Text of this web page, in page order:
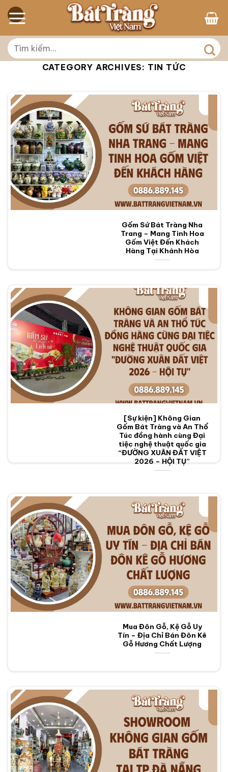
Skip
to
Tìm
kiếm:
CATEGORY ARCHIVES: TIN TỨC
Gốm Sứ Bát Tràng Nha
Trang – Mang Tinh Hoa
Gốm Việt Đến Khách
Hàng Tại Khánh Hòa
[Sự kiện] Không Gian
Gốm Bát Tràng và An Thổ
Túc đồng hành cùng Đại
tiệc nghệ thuật quốc gia
“ĐƯỜNG XUÂN ĐẤT VIỆT
2026 – HỘI TỤ”
Mua Đôn Gỗ, Kệ Gỗ Uy
Tín – Địa Chỉ Bán Đôn Kê
Gỗ Hương Chất Lượng